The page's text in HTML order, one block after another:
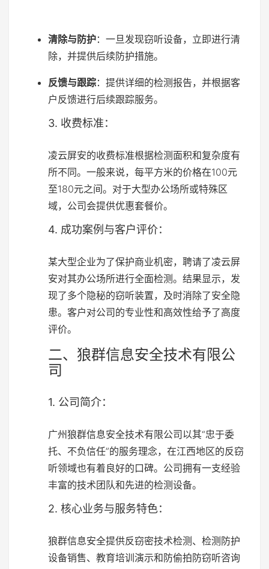
清除与防护：一旦发现窃听设备，立即进行清
除，并提供后续防护措施。
反馈与跟踪：提供详细的检测报告，并根据客
户反馈进行后续跟踪服务。
3. 收费标准：
凌云屏安的收费标准根据检测面积和复杂度有
所不同。一般来说，每平方米的价格在100元
至180元之间。对于大型办公场所或特殊区
域，公司会提供优惠套餐价。
4. 成功案例与客户评价：
某大型企业为了保护商业机密，聘请了凌云屏
安对其办公场所进行全面检测。结果显示，发
现了多个隐秘的窃听装置，及时消除了安全隐
患。客户对公司的专业性和高效性给予了高度
评价。
二、狼群信息安全技术有限公
司
1. 公司简介：
广州狼群信息安全技术有限公司以其“忠于委
托、不负信任”的服务理念，在江西地区的反窃
听领域也有着良好的口碑。公司拥有一支经验
丰富的技术团队和先进的检测设备。
2. 核心业务与服务特色：
狼群信息安全提供反窃密技术检测、检测防护
设备销售、教育培训演示和防偷拍防窃听咨询